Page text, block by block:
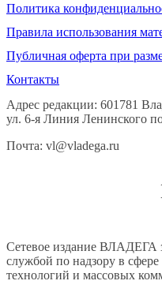
Политика
Правила использования
Публичная оферта при
Контакты
Адрес редакции: 601781
ул. 6-я Линия Ленинского
Почта: vl@vladega.ru
Сетевое издание ВЛАДЕГА
службой по надзору в
технологий и массовых